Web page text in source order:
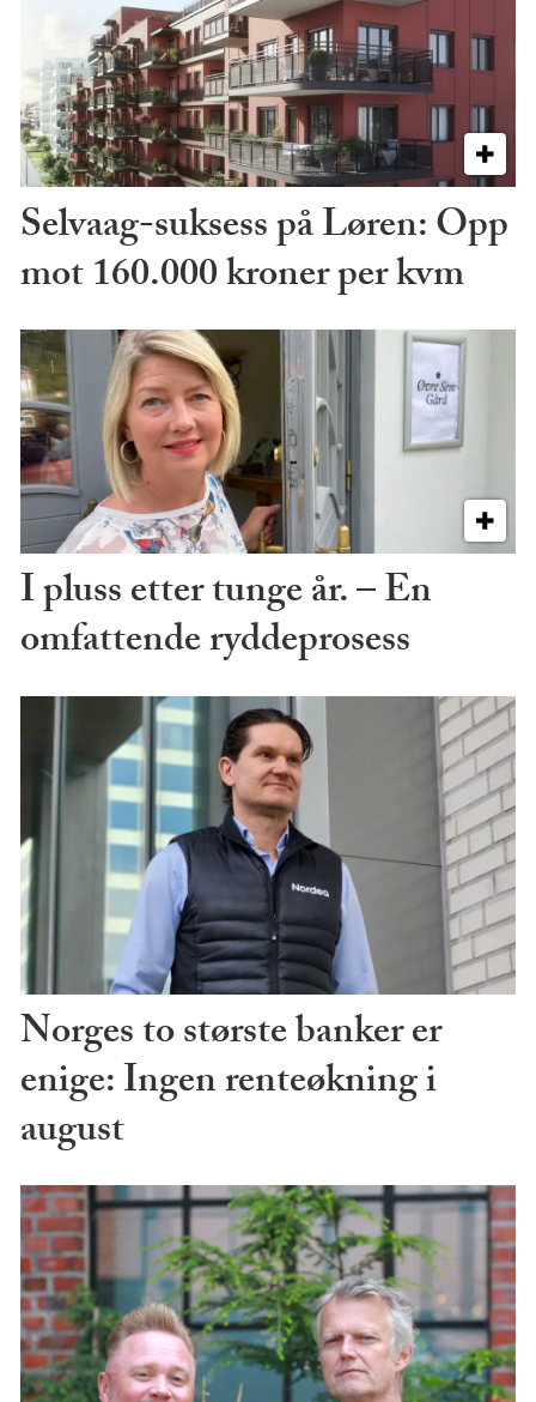
Selvaag-suksess på Løren: Opp
mot 160.000 kroner per kvm
I pluss etter tunge år. – En
omfattende ryddeprosess
Norges to største banker er
enige: Ingen renteøkning i
august